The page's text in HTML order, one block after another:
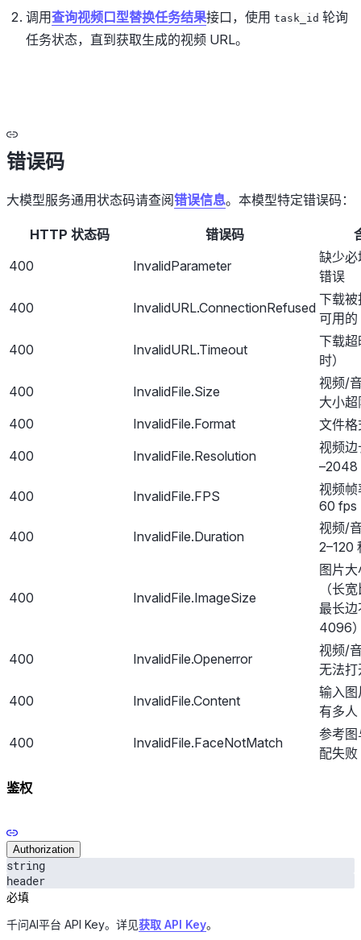
调用查询视频口型替换任务结果接口，使用 task_id 轮询
任务状态，直到获取生成的视频 URL。
错误码
大模型服务通用状态码请查阅错误信息。本模型特定错误码：
HTTP 状态码 错误码
400
InvalidParameter
缺少
错误
400
InvalidURL.ConnectionRefused
下载
可用的
400
InvalidURL.Timeout
下载
时）
400
InvalidFile.Size
视频/
大小超
400
InvalidFile.Format
文件
400
InvalidFile.Resolution
视频
–2048
400
InvalidFile.FPS
视频帧
60 fps
400
InvalidFile.Duration
视频/
2–120
400 InvalidFile.ImageSize
图片
（长
最长
4096
400
InvalidFile.Openerror
视频/
无法打
400
InvalidFile.Content
输入
有多人
400
InvalidFile.FaceNotMatch
参考
配失败
鉴权
Authorization
string
header
必填
千问AI平台 API Key。详见获取 API Key。